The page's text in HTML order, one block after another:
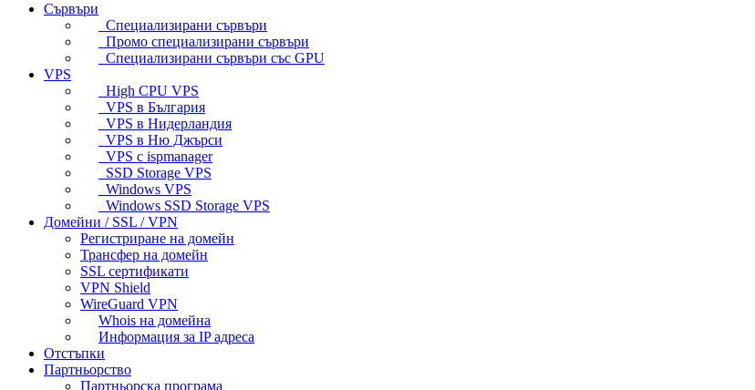
Сървъри
Специализирани сървъри
Промо специализирани сървъри
Специализирани сървъри със GPU
VPS
High CPU VPS
VPS в България
VPS в Нидерландия
VPS в Ню Джърси
VPS с ispmanager
SSD Storage VPS
Windows VPS
Windows SSD Storage VPS
Домейни / SSL / VPN
Регистриране на домейн
Трансфер на домейн
SSL сертификати
VPN Shield
WireGuard VPN
Whois на домейна
Информация за IP адреса
Отстъпки
Партньорство
Партньорска програма